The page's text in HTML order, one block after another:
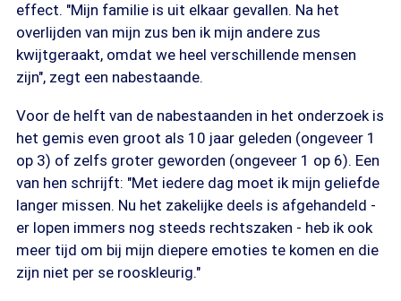
effect. "Mijn familie is uit elkaar gevallen. Na het
overlijden van mijn zus ben ik mijn andere zus
kwijtgeraakt, omdat we heel verschillende mensen
zijn", zegt een nabestaande.
Voor de helft van de nabestaanden in het onderzoek is
het gemis even groot als 10 jaar geleden (ongeveer 1
op 3) of zelfs groter geworden (ongeveer 1 op 6). Een
van hen schrijft: "Met iedere dag moet ik mijn geliefde
langer missen. Nu het zakelijke deels is afgehandeld -
er lopen immers nog steeds rechtszaken - heb ik ook
meer tijd om bij mijn diepere emoties te komen en die
zijn niet per se rooskleurig."